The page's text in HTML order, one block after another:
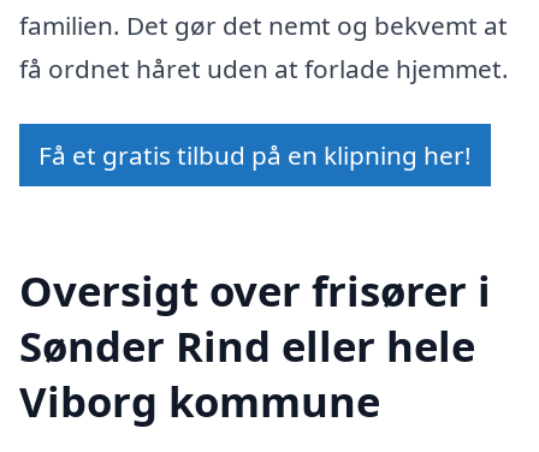
familien. Det gør det nemt og bekvemt at
få ordnet håret uden at forlade hjemmet.
Få et gratis tilbud på en klipning her!
Oversigt over frisører i
Sønder Rind eller hele
Viborg kommune